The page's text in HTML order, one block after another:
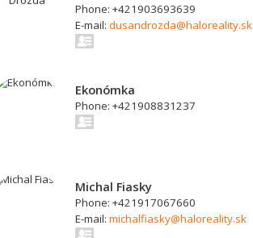
Phone: +421903693639
E-mail:dusandrozda@haloreality.sk
Ekonómka
Phone: +421908831237
Michal Fiasky
Phone: +421917067660
E-mail:michalfiasky@haloreality.sk